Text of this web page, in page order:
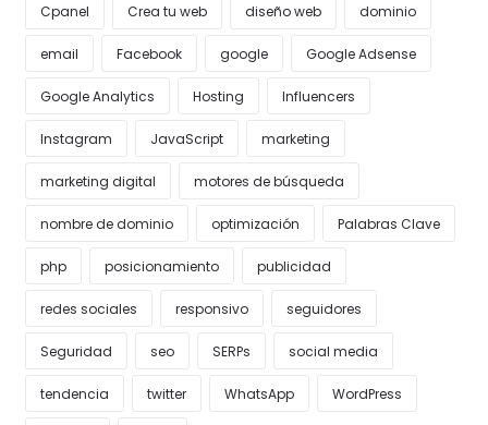
Cpanel Crea tu web diseño web dominio
email Facebook google Google Adsense
Google Analytics Hosting Influencers
Instagram JavaScript marketing
marketing digital motores de búsqueda
nombre de dominio optimización Palabras Clave
php posicionamiento publicidad
redes sociales responsivo seguidores
Seguridad seo SERPs social media
tendencia twitter WhatsApp WordPress